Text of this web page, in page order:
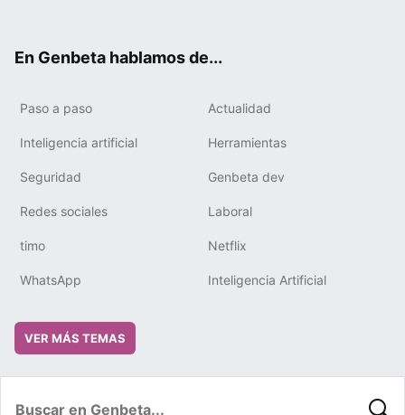
En Genbeta hablamos de...
Paso a paso Actualidad
Inteligencia artificial Herramientas
Seguridad Genbeta dev
Redes sociales Laboral
timo Netflix
WhatsApp Inteligencia Artificial
VER MÁS TEMAS